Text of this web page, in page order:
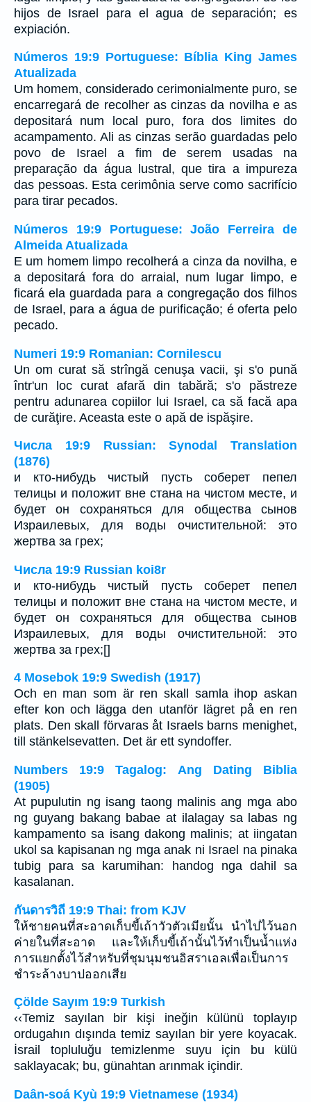
hijos de Israel para el agua de separación; es
expiación.
Números 19:9 Portuguese: Bíblia King James
Atualizada
Um homem, considerado cerimonialmente puro, se
encarregará de recolher as cinzas da novilha e as
depositará num local puro, fora dos limites do
acampamento. Ali as cinzas serão guardadas pelo
povo de Israel a fim de serem usadas na
preparação da água lustral, que tira a impureza
das pessoas. Esta cerimônia serve como sacrifício
para tirar pecados.
Números 19:9 Portuguese: João Ferreira de
Almeida Atualizada
E um homem limpo recolherá a cinza da novilha, e
a depositará fora do arraial, num lugar limpo, e
ficará ela guardada para a congregação dos filhos
de Israel, para a água de purificação; é oferta pelo
pecado.
Numeri 19:9 Romanian: Cornilescu
Un om curat să strîngă cenuşa vacii, şi s'o pună
într'un loc curat afară din tabără; s'o păstreze
pentru adunarea copiilor lui Israel, ca să facă apa
de curăţire. Aceasta este o apă de ispăşire.
Числа 19:9 Russian: Synodal Translation
(1876)
и кто-нибудь чистый пусть соберет пепел
телицы и положит вне стана на чистом месте, и
будет он сохраняться для общества сынов
Израилевых, для воды очистительной: это
жертва за грех;
Числа 19:9 Russian koi8r
и кто-нибудь чистый пусть соберет пепел
телицы и положит вне стана на чистом месте, и
будет он сохраняться для общества сынов
Израилевых, для воды очистительной: это
жертва за грех;[]
4 Mosebok 19:9 Swedish (1917)
Och en man som är ren skall samla ihop askan
efter kon och lägga den utanför lägret på en ren
plats. Den skall förvaras åt Israels barns menighet,
till stänkelsevatten. Det är ett syndoffer.
Numbers 19:9 Tagalog: Ang Dating Biblia
(1905)
At pupulutin ng isang taong malinis ang mga abo
ng guyang bakang babae at ilalagay sa labas ng
kampamento sa isang dakong malinis; at iingatan
ukol sa kapisanan ng mga anak ni Israel na pinaka
tubig para sa karumihan: handog nga dahil sa
kasalanan.
กันดารวิถี 19:9 Thai: from KJV
ให้ชายคนที่สะอาดเก็บขี้เถ้าวัวตัวเมียนั้น นำไปไว้นอก
ค่ายในที่สะอาด และให้เก็บขี้เถ้านั้นไว้ทำเป็นน้ำแห่ง
การแยกตั้งไว้สำหรับที่ชุมนุมชนอิสราเอลเพื่อเป็นการ
ชำระล้างบาปออกเสีย
Çölde Sayım 19:9 Turkish
‹‹Temiz sayılan bir kişi ineğin külünü toplayıp
ordugahın dışında temiz sayılan bir yere koyacak.
İsrail topluluğu temizlenme suyu için bu külü
saklayacak; bu, günahtan arınmak içindir.
Daân-soá Kyù 19:9 Vietnamese (1934)